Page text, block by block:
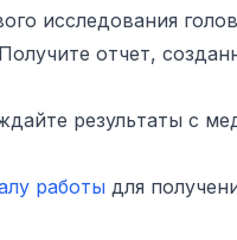
исследования
Получите отчет,
результаты с
работы для